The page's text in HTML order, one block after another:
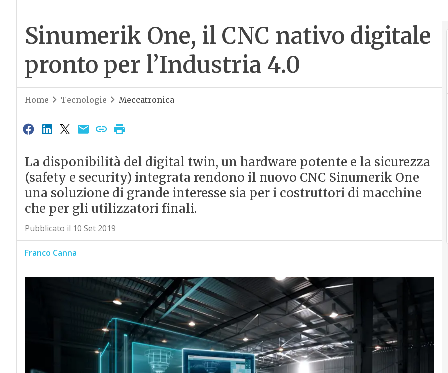
Sinumerik One, il CNC nativo digitale
pronto per l’Industria 4.0
Home Tecnologie Meccatronica
La disponibilità del digital twin, un hardware potente e la sicurezza
(safety e security) integrata rendono il nuovo CNC Sinumerik One
una soluzione di grande interesse sia per i costruttori di macchine
che per gli utilizzatori finali.
Pubblicato il 10 Set 2019
Franco Canna